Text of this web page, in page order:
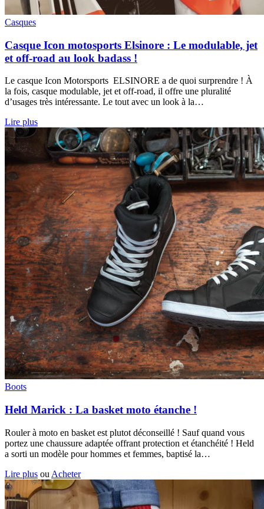
Casques
Casque Icon motosports Elsinore : Le modulable, jet
et off-road au look badass !
Le casque Icon Motorsports ELSINORE a de quoi surprendre ! À
la fois, casque modulable, jet et off-road, il offre une pluralité
d’usages très intéressante. Le tout avec un look à la…
Lire plus
Boots
Held Marick : La basket moto étanche !
Rouler à moto en basket est plutot déconseillé ! Sauf quand vous
portez une chaussure adaptée offrant protection et étanchéité ! Held
a sorti un modèle pour hommes et femmes, baptisé la…
Lire plus ou Acheter